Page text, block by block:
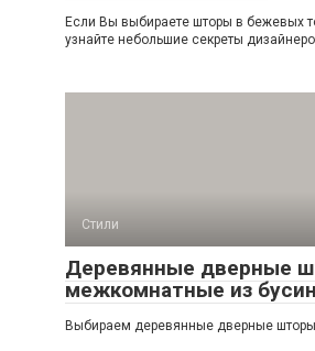
Если Вы выбираете шторы в бежевых
узнайте небольшие секреты
Стили
Деревянные дверные
межкомнатные из
Выбираем деревянные дверные шторы.